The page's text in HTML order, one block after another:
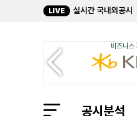
LIVE 실시간 국내외공시
비즈니스
공시분석